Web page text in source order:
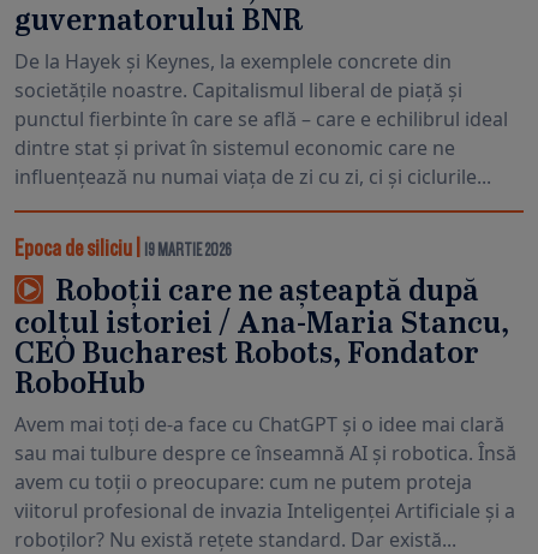
guvernatorului BNR
De la Hayek și Keynes, la exemplele concrete din
societățile noastre. Capitalismul liberal de piață și
punctul fierbinte în care se află – care e echilibrul ideal
dintre stat și privat în sistemul economic care ne
influențează nu numai viața de zi cu zi, ci și ciclurile...
Epoca de siliciu 19 MARTIE 2026
Roboții care ne așteaptă după
colțul istoriei / Ana-Maria Stancu,
CEO Bucharest Robots, Fondator
RoboHub
Avem mai toți de-a face cu ChatGPT și o idee mai clară
sau mai tulbure despre ce înseamnă AI și robotica. Însă
avem cu toții o preocupare: cum ne putem proteja
viitorul profesional de invazia Inteligenței Artificiale și a
roboților? Nu există rețete standard. Dar există...